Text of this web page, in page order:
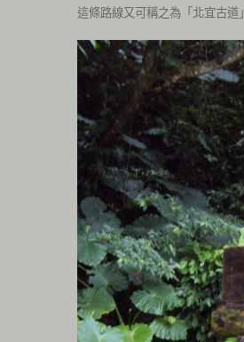
這條路線又可稱之為「北宜古道」